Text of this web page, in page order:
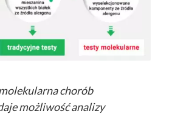
chorób
możliwość analizy